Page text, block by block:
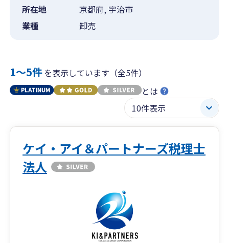
所在地
京都府, 宇治市
業種
卸売
1〜5件を表示しています（全5件）
とは
ケイ・アイ＆パートナーズ税理士
法人